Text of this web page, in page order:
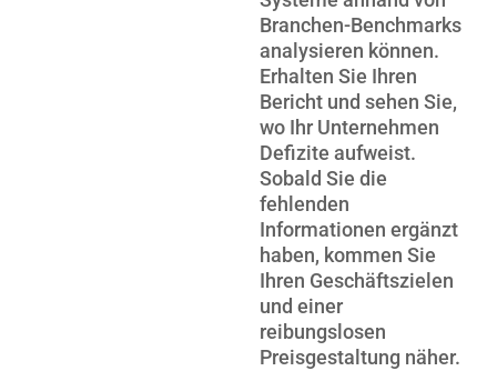
Branchen-Benchmarks
analysieren können.
Erhalten Sie Ihren
Bericht und sehen Sie,
wo Ihr Unternehmen
Defizite aufweist.
Sobald Sie die
fehlenden
Informationen ergänzt
haben, kommen Sie
Ihren Geschäftszielen
und einer
reibungslosen
Preisgestaltung näher.